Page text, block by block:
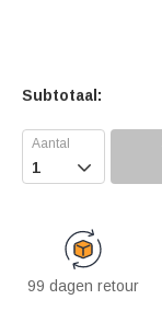
Subtotaal:

99 dagen retour